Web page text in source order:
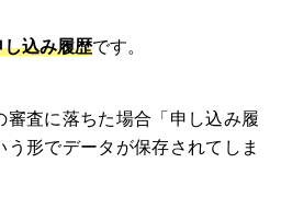
し込み履歴です。
審査に落ちた場合「申し込み履
形でデータが保存されてしま